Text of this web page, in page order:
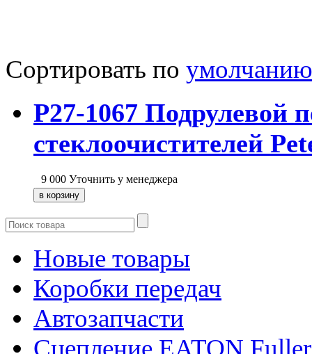
Сортировать по умолчанию
P27-1067 Подрулевой
стеклоочистителей
9 000 Уточнить у менеджера
Новые товары
Коробки передач
Автозапчасти